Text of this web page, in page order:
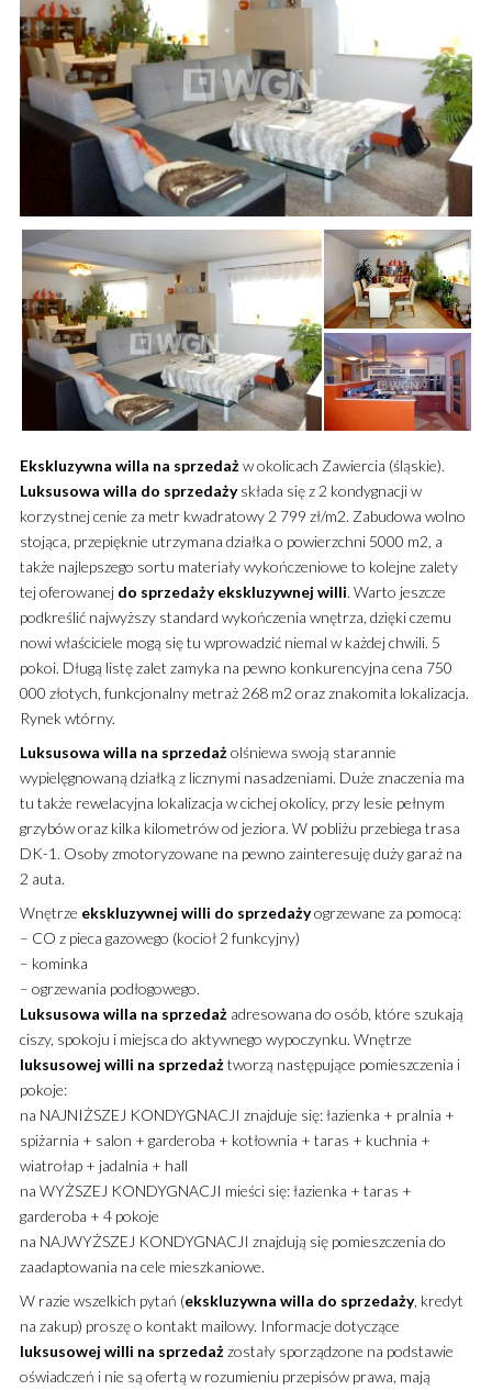
Ekskluzywna willa na sprzedażw okolicach Zawiercia (śląskie).
Luksusowa willa do sprzedażyskłada się z 2 kondygnacji w
korzystnej cenie za metr kwadratowy 2 799 zł/m2. Zabudowa wolno
stojąca, przepięknie utrzymana działka o powierzchni 5000 m2, a
także najlepszego sortu materiały wykończeniowe to kolejne zalety
tej oferowanej do sprzedaży ekskluzywnej willi. Warto jeszcze
podkreślić najwyższy standard wykończenia wnętrza, dzięki czemu
nowi właściciele mogą się tu wprowadzić niemal w każdej chwili. 5
pokoi. Długą listę zalet zamyka na pewno konkurencyjna cena 750
000 złotych, funkcjonalny metraż 268 m2 oraz znakomita lokalizacja.
Rynek wtórny.
Luksusowa willa na sprzedażolśniewa swoją starannie
wypielęgnowaną działką z licznymi nasadzeniami. Duże znaczenia ma
tu także rewelacyjna lokalizacja w cichej okolicy, przy lesie pełnym
grzybów oraz kilka kilometrów od jeziora. W pobliżu przebiega trasa
DK-1. Osoby zmotoryzowane na pewno zainteresuję duży garaż na
2 auta.
Wnętrze ekskluzywnej willi do sprzedażyogrzewane za pomocą:
– CO z pieca gazowego (kocioł 2 funkcyjny)
– kominka
– ogrzewania podłogowego.
Luksusowa willa na sprzedażadresowana do osób, które szukają
ciszy, spokoju i miejsca do aktywnego wypoczynku. Wnętrze
luksusowej willi na sprzedażtworzą następujące pomieszczenia i
pokoje:
na NAJNIŻSZEJ KONDYGNACJI znajduje się: łazienka + pralnia +
spiżarnia + salon + garderoba + kotłownia + taras + kuchnia +
wiatrołap + jadalnia + hall
na WYŻSZEJ KONDYGNACJI mieści się: łazienka + taras +
garderoba + 4 pokoje
na NAJWYŻSZEJ KONDYGNACJI znajdują się pomieszczenia do
zaadaptowania na cele mieszkaniowe.
W razie wszelkich pytań (ekskluzywna willa do sprzedaży, kredyt
na zakup) proszę o kontakt mailowy. Informacje dotyczące
luksusowej willi na sprzedażzostały sporządzone na podstawie
oświadczeń i nie są ofertą w rozumieniu przepisów prawa, mają